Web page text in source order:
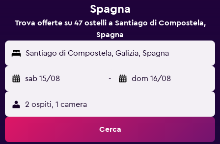
Spagna
Trova offerte su 47 ostelli a Santiago di Compostela,
Spagna
Santiago di Compostela, Galizia, Spagna
sab 15/08 - dom 16/08
2 ospiti, 1 camera
Cerca